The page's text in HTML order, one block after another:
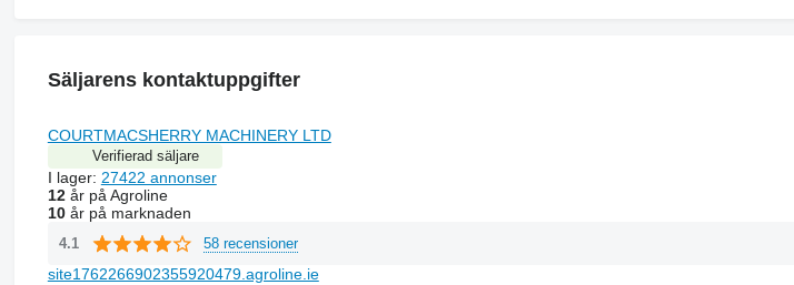
Säljarens kontaktuppgifter
COURTMACSHERRY MACHINERY LTD
Verifierad säljare
I lager: 27422 annonser
12år på Agroline
10år på marknaden
4.1 58 recensioner
site1762266902355920479.agroline.ie